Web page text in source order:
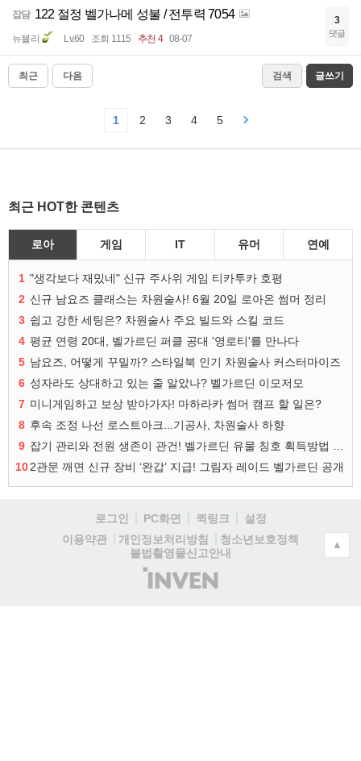
잡담 122 절정 벨가나메 성불 / 전투력 7054
뉴블리 Lv.60 조회 1115 추천 4 08-07
3
댓글
최근 다음 검색 글쓰기
1 2 3 4 5
최근 HOT한 콘텐츠
로아 게임 IT 유머 연예
1 "생각보다 재밌네" 신규 주사위 게임 티카투카 호평
2 신규 남요즈 클래스는 차원술사! 6월 20일 로아온 썸머 정리
3 쉽고 강한 세팅은? 차원술사 주요 빌드와 스킬 코드
4 평균 연령 20대, 벨가르딘 퍼클 공대 '영로티'를 만나다
5 남요즈, 어떻게 꾸밀까? 스타일북 인기 차원술사 커스터마이즈
6 성자라도 상대하고 있는 줄 알았나? 벨가르딘 이모저모
7 미니게임하고 보상 받아가자! 마하라카 썸머 캠프 할 일은?
8 후속 조정 나선 로스트아크...기공사, 차원술사 하향
9
102관문 깨면 신규 장비 ‘완갑’ 지급! 그림자 레이드 벨가르딘 공개
로그인 PC화면 퀵링크
설정
이용약관
개인정보처리방침
청소년보호정책
불법촬영물신고안내
(주)
인
▲